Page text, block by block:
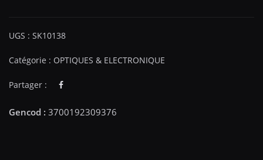
UGS : SK10138
Catégorie : OPTIQUES & ELECTRONIQUE
Partager :